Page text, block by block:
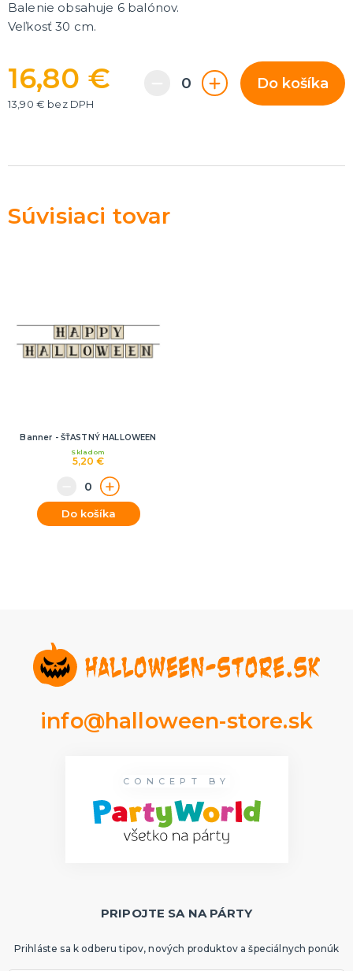
Rozlúčka so slobodou
ĎALŠIE KATEGÓRIE
Kanadské žartíky
Smrady
Falošné úrazy
Balenie obsahuje 6 balónov.
Veľkosť 30 cm.
16,80 €
13,90 € bez DPH
Do košíka
Súvisiaci tovar
Banner - ŠŤASTNÝ HALLOWEEN
5,20 €
Skladom
Do košíka
info@halloween-store.sk
CONCEPT BY
PRIPOJTE SA NA PÁRTY
Prihláste sa k odberu tipov, nových produktov a špeciálnych ponúk